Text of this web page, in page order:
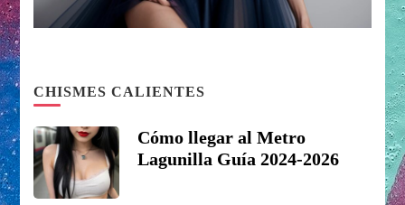
CHISMES CALIENTES
Cómo llegar al Metro
Lagunilla Guía 2024-2026